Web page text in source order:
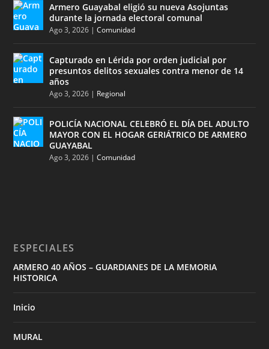
Armero Guayabal eligió su nueva Asojuntas
durante la jornada electoral comunal
Ago 3, 2026 |Comunidad
Capturado en Lérida por orden judicial por
presuntos delitos sexuales contra menor de 14
años
Ago 3, 2026 | Regional
POLICÍA NACIONAL CELEBRÓ EL DÍA DEL ADULTO
MAYOR CON EL HOGAR GERIÁTRICO DE ARMERO
GUAYABAL
Ago 3, 2026 |Comunidad
ESPECIALES
ARMERO 40 AÑOS – GUARDIANES DE LA MEMORIA
HISTORICA
Inicio
MURAL